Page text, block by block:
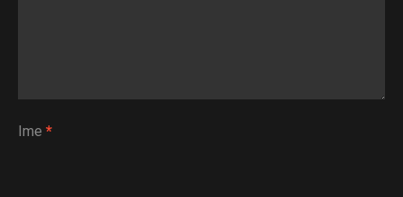
Ime *